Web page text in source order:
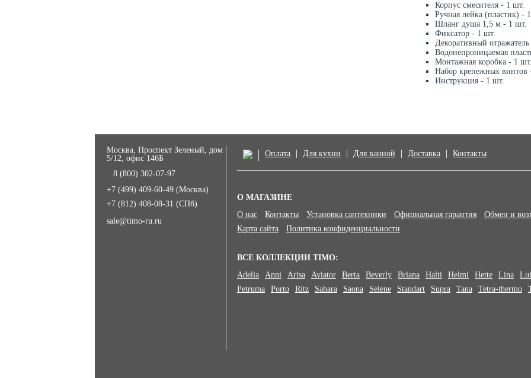
Корпус смесителя - 1 шт.
Ручная лейка (пластик) -
Шланг душа 1,5 м - 1 шт.
Фиксатор - 1 шт.
Декоративный
Водонепроницаемая
Монтажная коробка - 1 шт.
Набор крепежных винтов
Инструкция - 1 шт.
Москва, Проспект Зеленый, дом
5/12, офис 146Б
8 (800) 302-07-97
+7 (499) 409-60-49 (Москва)
+7 (812) 408-08-31 (СПб)
sale@timo-ru.ru
Оплата Для кухни Для ванной Доставка Контакты
О МАГАЗИНЕ
О нас
Контакты Установка сантехники Официальная гарантия Обмен и
Карта сайта
Политика конфиденциальности
ВСЕ КОЛЛЕКЦИИ TIMO:
Adelia
Anni Arisa Aviator Berta Beverly Briana Halti Helmi Hette Lina
Petruma
Porto Ritz Sahara Saona Selene Standart Supra Tana Tetra-thermo